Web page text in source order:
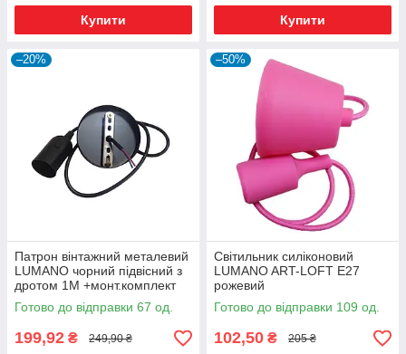
Купити Купити
–20%
Патрон вінтажний металевий
LUMANO чорний підвісний з
дротом 1М +монт.комплект
Готово до відправки 67 од.
199,92 ₴ 249,90 ₴
–50%
Світильник силіконовий
LUMANO ART-LOFT E27
рожевий
Готово до відправки 109 од.
102,50 ₴ 205 ₴